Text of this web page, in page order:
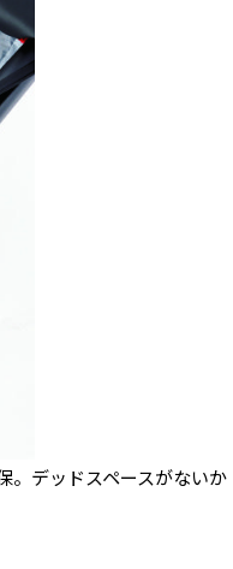
。デッドスペースがないか